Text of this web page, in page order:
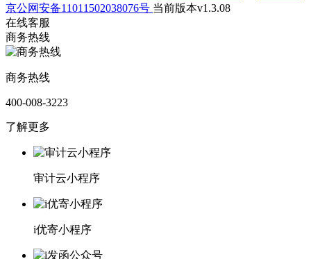
京公网安备11011502038076号 当前版本v1.3.08
在线客服
商务热线
商务热线
400-008-3223
了解更多
审计云小程序
i优寄小程序